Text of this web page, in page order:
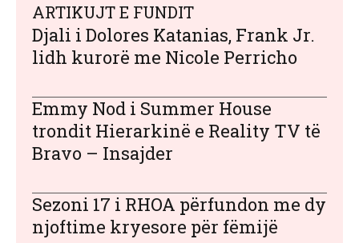
ARTIKUJT E FUNDIT
Djali i Dolores Katanias, Frank Jr.
lidh kurorë me Nicole Perricho
Emmy Nod i Summer House
trondit Hierarkinë e Reality TV të
Bravo – Insajder
Sezoni 17 i RHOA përfundon me dy
njoftime kryesore për fëmijë